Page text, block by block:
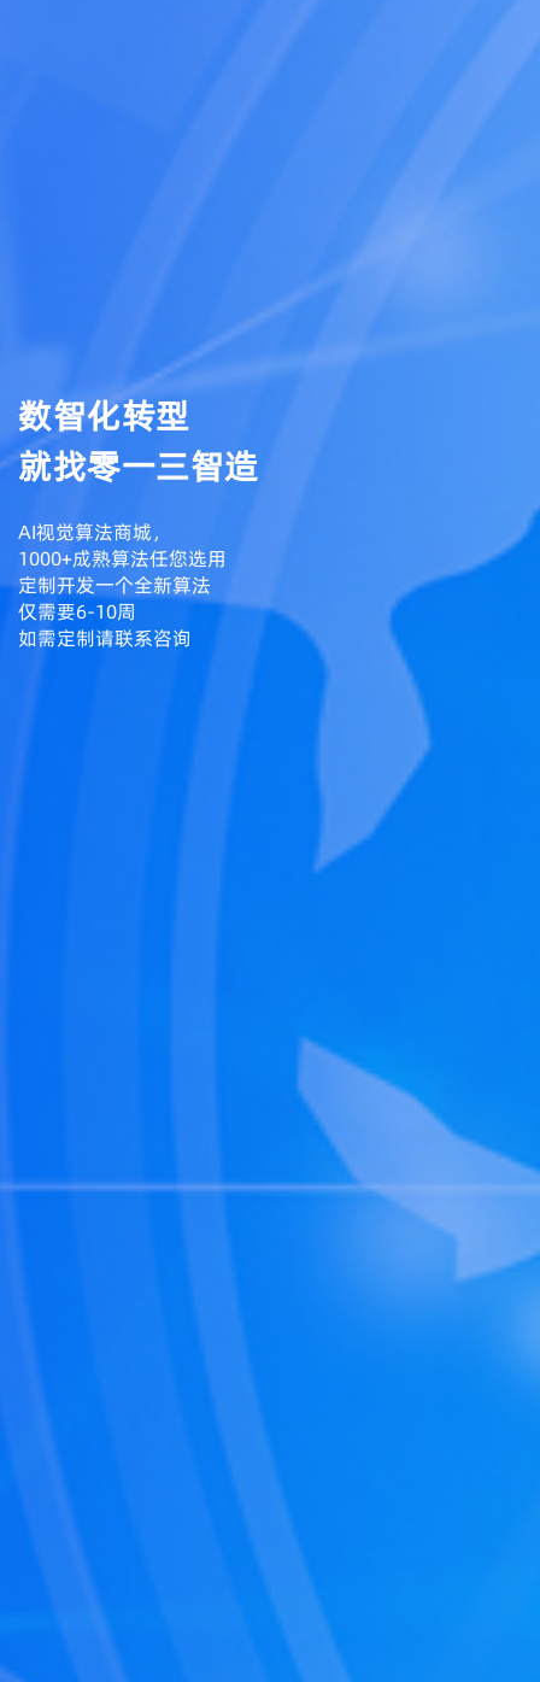
数智化转型
就找零一三智造
AI视觉算法商城，
1000+成熟算法任您选用
定制开发一个全新算法
仅需要6-10周
如需定制请联系咨询